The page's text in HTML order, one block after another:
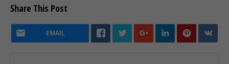
Share This Post
EMAIL